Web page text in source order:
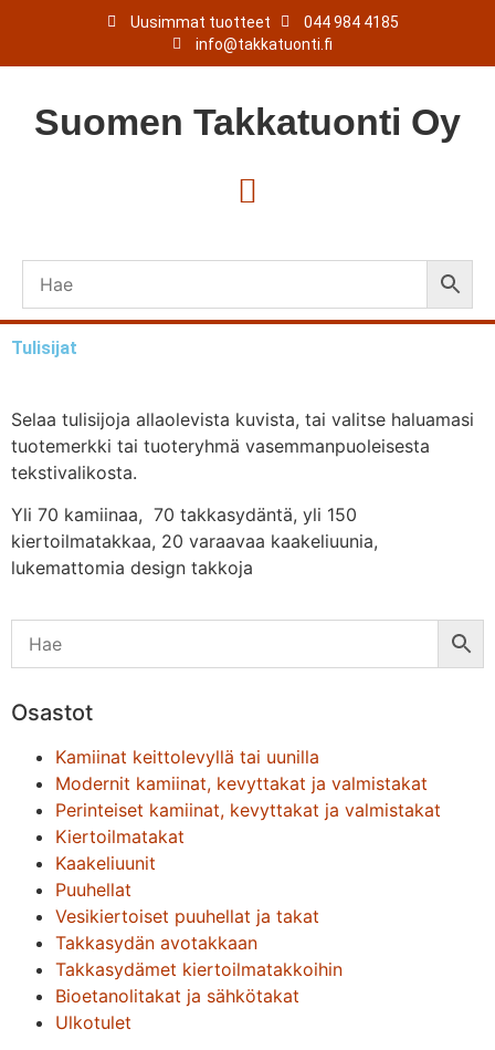
Uusimmat tuotteet
044 984 4185
info@takkatuonti.fi
Suomen Takkatuonti Oy
Tulisijat
Selaa tulisijoja allaolevista kuvista, tai valitse haluamasi
tuotemerkki tai tuoteryhmä vasemmanpuoleisesta
tekstivalikosta.
Yli 70 kamiinaa, 70 takkasydäntä, yli 150
kiertoilmatakkaa, 20 varaavaa kaakeliuunia,
lukemattomia design takkoja
Osastot
Kamiinat keittolevyllä tai uunilla
Modernit kamiinat, kevyttakat ja valmistakat
Perinteiset kamiinat, kevyttakat ja valmistakat
Kiertoilmatakat
Kaakeliuunit
Puuhellat
Vesikiertoiset puuhellat ja takat
Takkasydän avotakkaan
Takkasydämet kiertoilmatakkoihin
Bioetanolitakat ja sähkötakat
Ulkotulet